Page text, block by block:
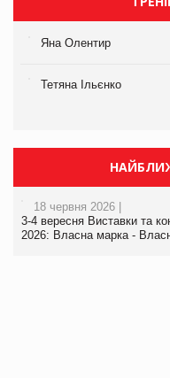
Яна Олентир
Тетяна Ільєнко
18 червня 2026 |
3-4 вересня Виставки та
2026: Власна марка -